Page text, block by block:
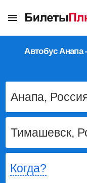
Автобус
Когда?